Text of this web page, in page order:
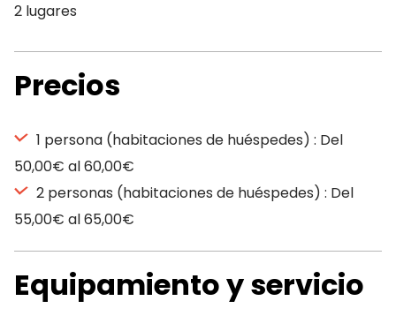
2 lugares
Precios
1 persona (habitaciones de huéspedes) : Del
50,00€ al 60,00€
2 personas (habitaciones de huéspedes) : Del
55,00€ al 65,00€
Equipamiento y servicio